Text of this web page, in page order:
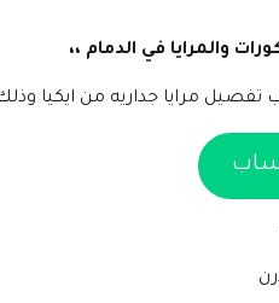
والمرايا في الدمام ،،
مرايا جداريه من ايكيا